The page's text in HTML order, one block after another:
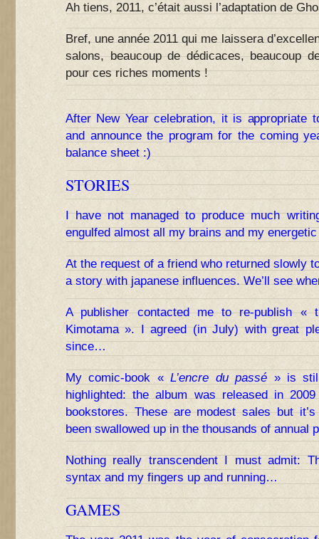
Ah tiens, 2011, c’était aussi l’adaptation de
Bref, une année 2011 qui me laissera
salons, beaucoup de dédicaces, beaucoup
pour ces riches moments !
After New Year celebration, it is appropriate
and announce the program for the coming
balance sheet :)
STORIES
I have not managed to produce much
engulfed almost all my brains and my
At the request of a friend who returned slowly
a story with japanese influences. We’ll see
A publisher contacted me to re-publish «
Kimotama ». I agreed (in July) with great
since…
My comic-book «L’encre du passé » is
highlighted: the album was released in
bookstores. These are modest sales but
been swallowed up in the thousands of
Nothing really transcendent I must admit:
syntax and my fingers up and running…
GAMES